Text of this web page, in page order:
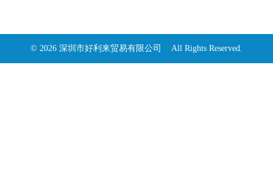
© 2026 深圳市好利来贸易有限公司 All Rights Reserved.